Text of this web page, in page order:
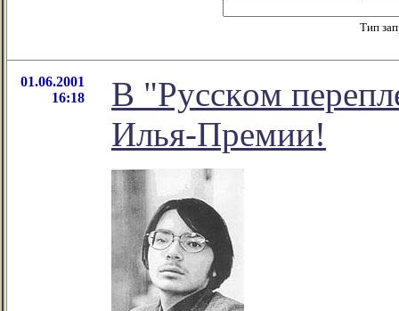
Тип
01.06.2001
16:18
В "Русскoм
Илья-Премии!